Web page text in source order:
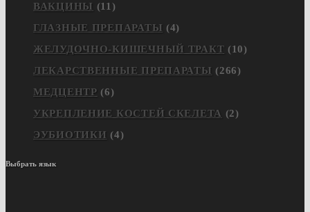
ВАКЦИНЫ (11)
ГЛАЗНЫЕ ПРЕПАРАТЫ (4)
ЖЕЛУДОЧНО-КИШЕЧНЫЙ ТРАКТ (10)
ЛЕКАРСТВЕННЫЕ ПРЕПАРАТЫ (266)
МЕДЦЕНТР (6)
УКРЕПЛЕНИЕ КОСТЕЙ СКЕЛЕТА (2)
ЭУБИОТИКИ (4)
Выбрать язык